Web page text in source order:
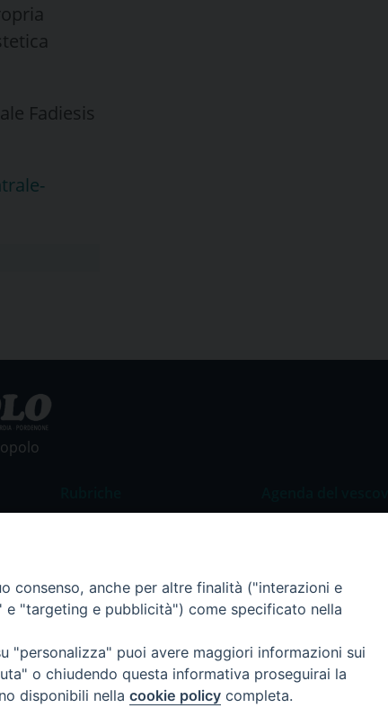
Fadiesis
Costume e Società
Apostolato della Preghiera
Parrocchie
Regione FVG
consenso, anche per altre finalità ("interazioni e
"targeting e pubblicità") come specificato nella
"personalizza" puoi avere maggiori informazioni sui
o chiudendo questa informativa proseguirai la
disponibili nella cookie policy completa.